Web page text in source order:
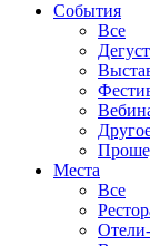
События
Все
Места
Все